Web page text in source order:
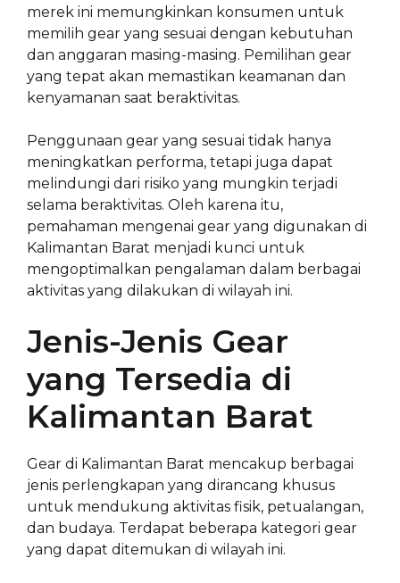
merek ini memungkinkan konsumen untuk
memilih gear yang sesuai dengan kebutuhan
dan anggaran masing-masing. Pemilihan gear
yang tepat akan memastikan keamanan dan
kenyamanan saat beraktivitas.
Penggunaan gear yang sesuai tidak hanya
meningkatkan performa, tetapi juga dapat
melindungi dari risiko yang mungkin terjadi
selama beraktivitas. Oleh karena itu,
pemahaman mengenai gear yang digunakan di
Kalimantan Barat menjadi kunci untuk
mengoptimalkan pengalaman dalam berbagai
aktivitas yang dilakukan di wilayah ini.
Jenis-Jenis Gear
yang Tersedia di
Kalimantan Barat
Gear di Kalimantan Barat mencakup berbagai
jenis perlengkapan yang dirancang khusus
untuk mendukung aktivitas fisik, petualangan,
dan budaya. Terdapat beberapa kategori gear
yang dapat ditemukan di wilayah ini.